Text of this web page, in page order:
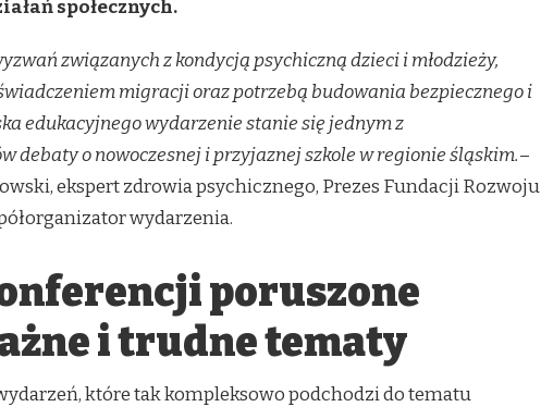
społecznych.
związanych z kondycją psychiczną dzieci i młodzieży,
migracji oraz potrzebą budowania bezpiecznego i
edukacyjnego wydarzenie stanie się jednym z
debaty o nowoczesnej i przyjaznej szkole w regionie śląskim.–
ekspert zdrowia psychicznego, Prezes Fundacji Rozwoju
wydarzenia.
poruszone
i trudne tematy
które tak kompleksowo podchodzi do tematu